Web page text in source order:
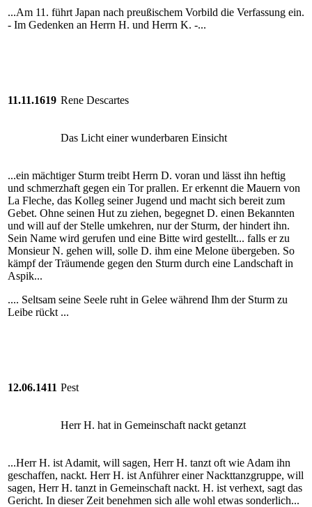
...Am 11. führt Japan nach preußischem Vorbild die Verfassung ein.
- Im Gedenken an Herrn H. und Herrn K. -...
11.11.1619 Rene Descartes
Das Licht einer wunderbaren Einsicht
...ein mächtiger Sturm treibt Herrn D. voran und lässt ihn heftig
und schmerzhaft gegen ein Tor prallen. Er erkennt die Mauern von
La Fleche, das Kolleg seiner Jugend und macht sich bereit zum
Gebet. Ohne seinen Hut zu ziehen, begegnet D. einen Bekannten
und will auf der Stelle umkehren, nur der Sturm, der hindert ihn.
Sein Name wird gerufen und eine Bitte wird gestellt... falls er zu
Monsieur N. gehen will, solle D. ihm eine Melone übergeben. So
kämpf der Träumende gegen den Sturm durch eine Landschaft in
Aspik...
.... Seltsam seine Seele ruht in Gelee während Ihm der Sturm zu
Leibe rückt ...
12.06.1411 Pest
Herr H. hat in Gemeinschaft nackt getanzt
...Herr H. ist Adamit, will sagen, Herr H. tanzt oft wie Adam ihn
geschaffen, nackt. Herr H. ist Anführer einer Nackttanzgruppe, will
sagen, Herr H. tanzt in Gemeinschaft nackt. H. ist verhext, sagt das
Gericht. In dieser Zeit benehmen sich alle wohl etwas sonderlich...